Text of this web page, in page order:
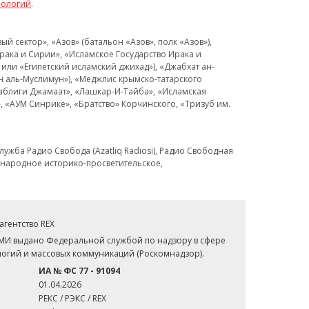
.
«Азов» (батальон «Азов», полк «Азов»),
и Сирии», «Исламское Государство Ирака и
«Египетский исламский джихад»), «Джабхат ан-
Муслимун»), «Меджлис крымско-татарского
Джамаат», «Лашкар-И-Тайба», «Исламская
Синрике», «Братство» Корчинского, «Тризуб им.
Радио Свобода (Azatliq Radiosi), Радио Свободная
историко-просветительское,
REX
выдано Федеральной службой по надзору в сфере
и массовых коммуникаций (Роскомнадзор).
ИА № ФС 77 - 91094
01.04.2026
РЕКС / РЭКС / REX